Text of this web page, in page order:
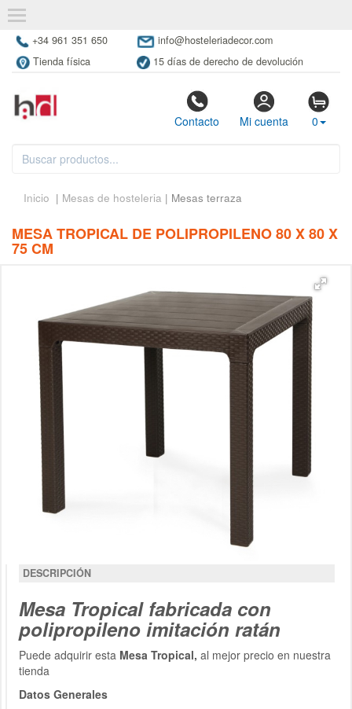
+34 961 351 650
info@hosteleriadecor.com
Tienda física
15 días de derecho de devolución
Contacto Mi cuenta 0
Inicio | Mesas de hosteleria | Mesas terraza
MESA TROPICAL DE POLIPROPILENO 80 X 80 X
75 CM
DESCRIPCIÓN
Mesa Tropical fabricada con
polipropileno imitación ratán
Puede adquirir esta Mesa Tropical, al mejor precio en nuestra
tienda
Datos Generales